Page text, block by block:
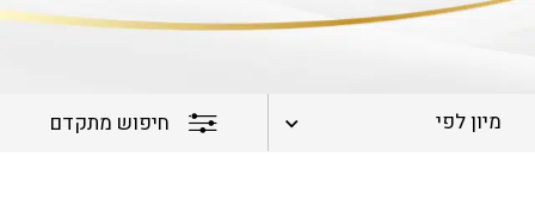
מיון לפי חיפוש מתקדם